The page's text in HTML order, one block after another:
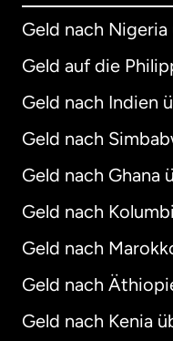
Geld nach
Geld auf die
Geld nach Indien
Geld nach
Geld nach Ghana
Geld nach
Geld nach
Geld nach
Geld nach Kenia